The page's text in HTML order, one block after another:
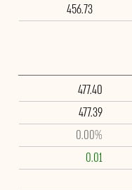
456.73
477.40
477.39
0.00%
0.01